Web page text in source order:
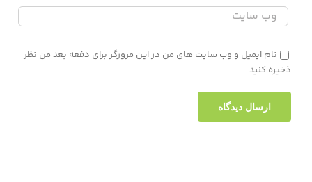
نام ایمیل و وب سایت های من در این مرورگر برای دفعه بعد من نظر
ذخیره کنید.